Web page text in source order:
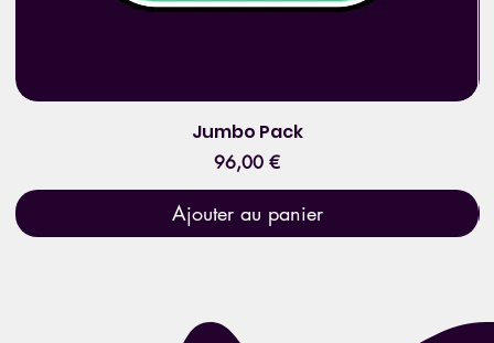
Jumbo Pack
Prix
96,00 €
Ajouter au panier